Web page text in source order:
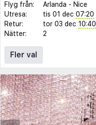
Flyg från: Arlanda - Nice
Utresa:
tis 01 dec 07:20
Retur:
tor 03 dec 10:40
Nätter:
2
Fler val